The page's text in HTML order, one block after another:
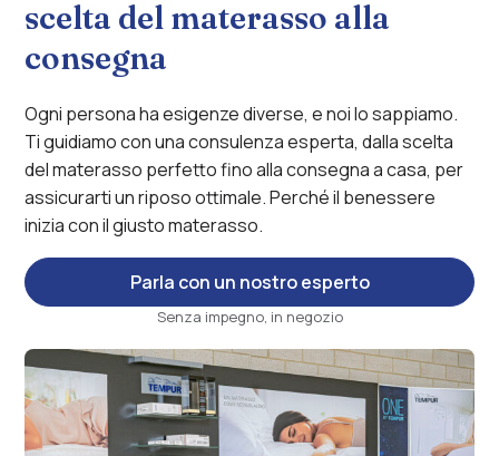
scelta del materasso alla
consegna
Ogni persona ha esigenze diverse, e noi lo sappiamo.
Ti guidiamo con una consulenza esperta, dalla scelta
del materasso perfetto fino alla consegna a casa, per
assicurarti un riposo ottimale. Perché il benessere
inizia con il giusto materasso.
Parla con un nostro esperto
Senza impegno, in negozio